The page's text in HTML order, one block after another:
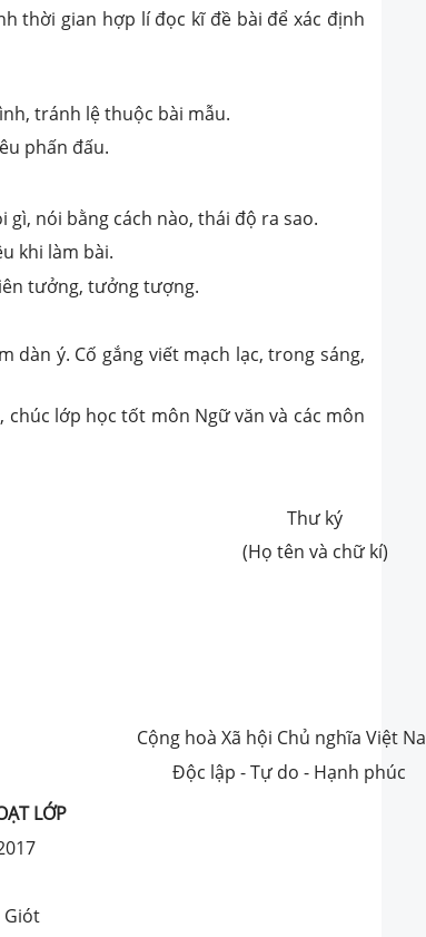
thời gian hợp lí đọc kĩ đề bài để xác định
tránh lệ thuộc bài mẫu.
phấn đấu.
nói bằng cách nào, thái độ ra sao.
khi làm bài.
tưởng, tưởng tượng.
ý. Cố gắng viết mạch lạc, trong sáng,
lớp học tốt môn Ngữ văn và các môn
Thư ký
(Họ tên và chữ kí)
Cộng hoà Xã hội Chủ nghĩa Việt
Độc lập - Tự do - Hạnh phúc
LỚP
Giót